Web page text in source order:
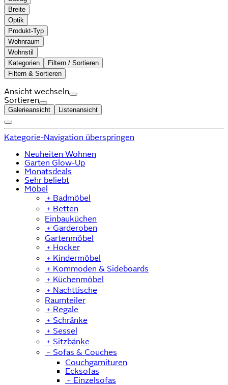
Breite
Optik
Produkt-Typ
Wohnraum
Wohnstil
Kategorien
Filtern / Sortieren
Filtern & Sortieren
Ansicht wechseln
Sortieren
Galerieansicht Listenansicht
Kategorie-Navigation überspringen
Neuheiten Wohnen
Garten Glow-Up
Monatsdeals
Sehr beliebt
Möbel
﹢ Badmöbel
﹢ Betten
Einbauküchen
﹢ Garderoben
Gartenmöbel
﹢ Hocker
﹢ Kindermöbel
﹢ Kommoden & Sideboards
﹢ Küchenmöbel
﹢ Nachttische
Raumteiler
﹢ Regale
﹢ Schränke
﹢ Sessel
﹢ Sitzbänke
﹣ Sofas & Couches
Couchgarnituren
Ecksofas
﹢ Einzelsofas